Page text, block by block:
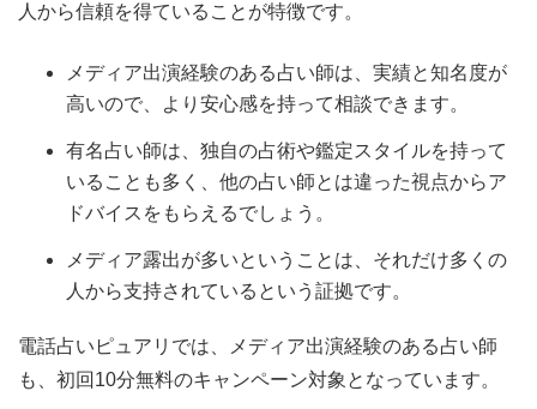
人から信頼を得ていることが特徴です。
メディア出演経験のある占い師は、実績と知名度が
高いので、より安心感を持って相談できます。
有名占い師は、独自の占術や鑑定スタイルを持って
いることも多く、他の占い師とは違った視点からア
ドバイスをもらえるでしょう。
メディア露出が多いということは、それだけ多くの
人から支持されているという証拠です。
電話占いピュアリでは、メディア出演経験のある占い師
も、初回10分無料のキャンペーン対象となっています。